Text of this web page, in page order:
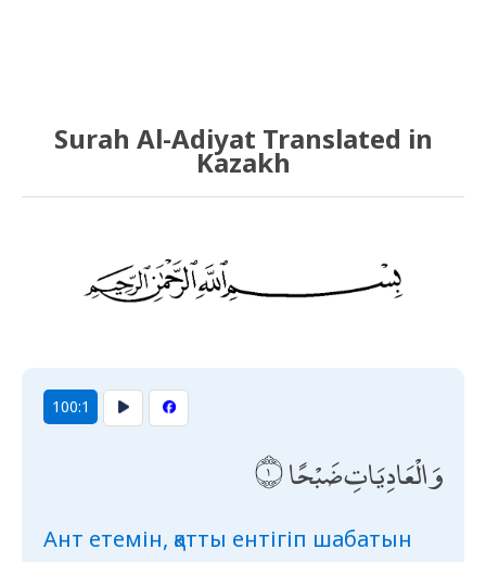
Surah Al-Adiyat Translated in
Kazakh
100:1
وَالْعَادِيَاتِ ضَبْحًا
Ант етемін, қатты ентігіп шабатын